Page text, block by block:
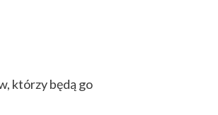
którzy będą go